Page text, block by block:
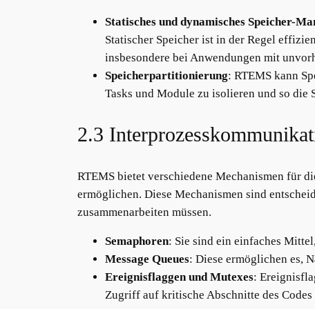
Statisches und dynamisches Speicher-
Statischer Speicher ist in der Regel
insbesondere bei Anwendungen mit
Speicherpartitionierung: RTEMS kann
Tasks und Module zu isolieren und so die
2.3
RTEMS bietet verschiedene Mechanismen für
ermöglichen. Diese Mechanismen sind
zusammenarbeiten müssen.
Semaphoren: Sie sind ein einfaches
Message Queues: Diese ermöglichen es,
Ereignisflaggen und Mutexes:
Zugriff auf kritische Abschnitte des Codes